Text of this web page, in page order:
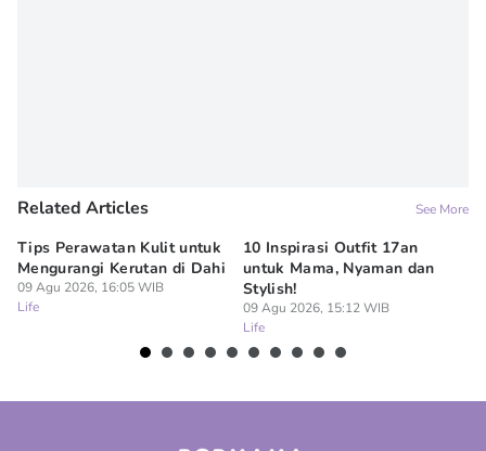
Related Articles See More
Tips Perawatan Kulit untuk
Mengurangi Kerutan di Dahi
09 Agu 2026, 16:05 WIB
Life
10 Inspirasi Outfit 17an
untuk Mama, Nyaman dan
Stylish!
09 Agu 2026, 15:12 WIB
Life